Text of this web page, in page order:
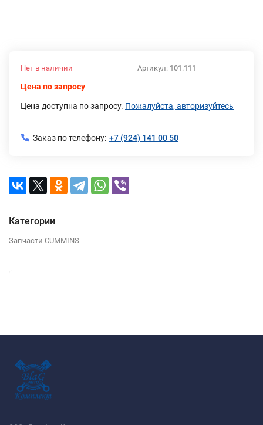
Артикул: 101.111
Нет в наличии
Цена по запросу
Цена доступна по запросу. Пожалуйста, авторизуйтесь
Заказ по телефону: +7 (924) 141 00 50
Категории
Запчасти CUMMINS